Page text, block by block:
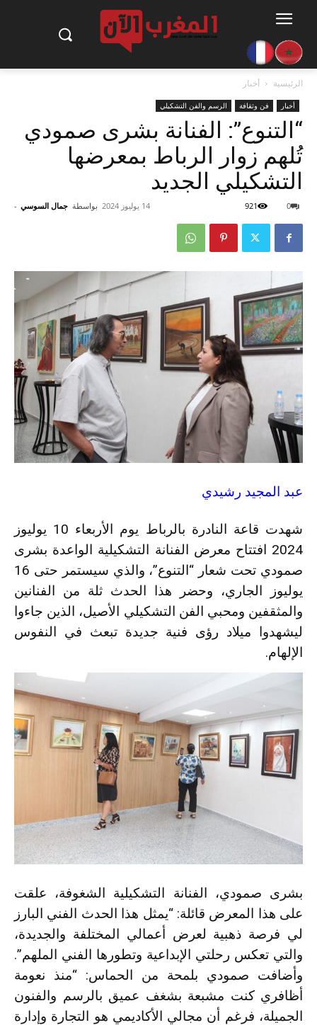
الرئيسية أخبار
أخبار فن وثقافة الرسم والفن التشكيلي
“التنوع”: الفنانة بشرى صمودي
تُلهم زوار الرباط بمعرضها
التشكيلي الجديد
بواسطة جمال السوسي - 14 يوليوز 2024 0
921
عبد المجيد رشيدي
شهدت قاعة النادرة بالرباط يوم الأربعاء 10 يوليوز
2024 افتتاح معرض الفنانة التشكيلية الواعدة بشرى
صمودي تحت شعار “التنوع”، والذي سيستمر حتى 16
يوليوز الجاري، وحضر هذا الحدث ثلة من الفنانين
والمثقفين ومحبي الفن التشكيلي الأصيل، الذين جاءوا
ليشهدوا ميلاد رؤى فنية جديدة تبعث في النفوس
الإلهام.
بشرى صمودي، الفنانة التشكيلية الشغوفة، علقت
على هذا المعرض قائلة: “يمثل هذا الحدث الفني البارز
لي فرصة ذهبية لعرض أعمالي المختلفة والجديدة،
والتي تعكس رحلتي الإبداعية وتطورها الفني الملهم”.
وأضافت صمودي بلمحة من الحماس: “منذ نعومة
أظافري كنت مشبعة بشغف عميق بالرسم والفنون
الجميلة، فرغم أن مجالي الأكاديمي هو التجارة وإدارة